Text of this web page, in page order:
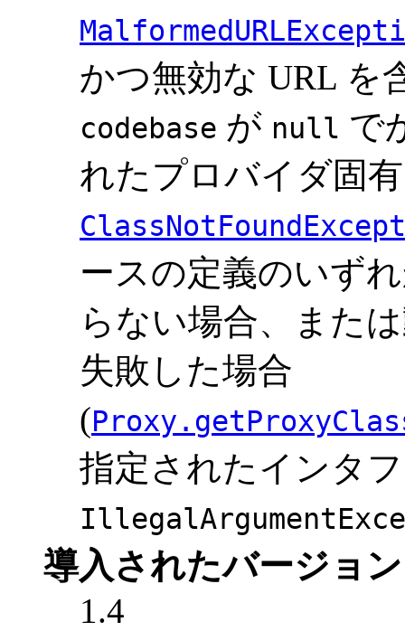
かつ無効な URL を
codebase が null で
れたプロバイダ固
ースの定義のいず
らない場合、また
失敗した場合
(
指定されたインタ
導入されたバージョ
1.4